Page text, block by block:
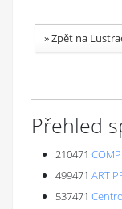
»Zpět na
Přehled
210471
499471 ART
537471